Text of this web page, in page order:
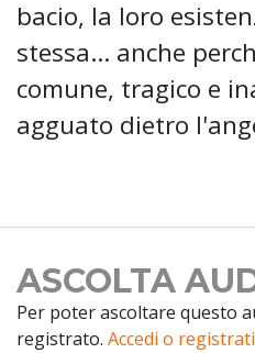
bacio, la loro
stessa... anche
comune, tragico e
agguato dietro
ASCOLTA
Per poter ascoltare questo
registrato. Accedi o